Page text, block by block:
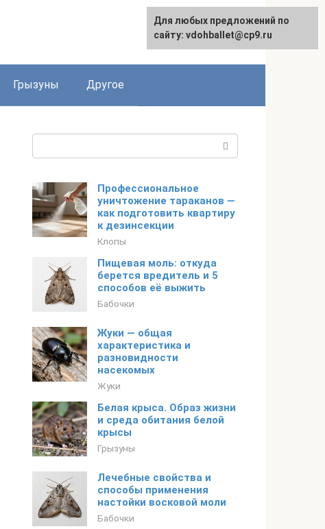
Грызуны Другое
Профессиональное
уничтожение тараканов —
как подготовить квартиру
к дезинсекции
Клопы
Пищевая моль: откуда
берется вредитель и 5
способов её выжить
Бабочки
Жуки — общая
характеристика и
разновидности
насекомых
Жуки
Белая крыса. Образ жизни
и среда обитания белой
крысы
Грызуны
Лечебные свойства и
способы применения
настойки восковой моли
Бабочки
Для любых предложений по
сайту: vdohballet@cp9.ru